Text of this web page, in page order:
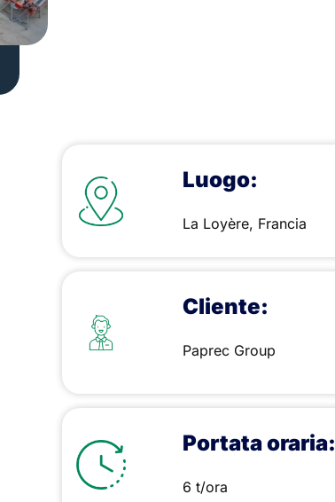
Luogo:
La Loyère, Francia
Cliente:
Paprec Group
Portata oraria:
6 t/ora